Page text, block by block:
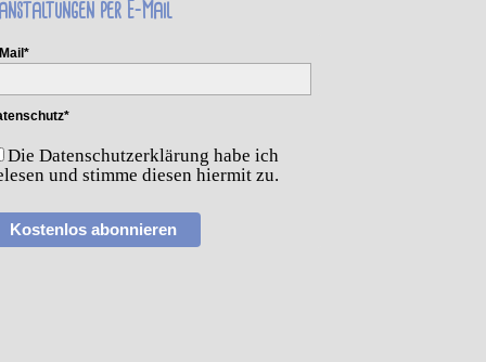
per E-Mail
Die Datenschutzerklärung habe ich
und stimme diesen hiermit zu.
Kostenlos abonnieren